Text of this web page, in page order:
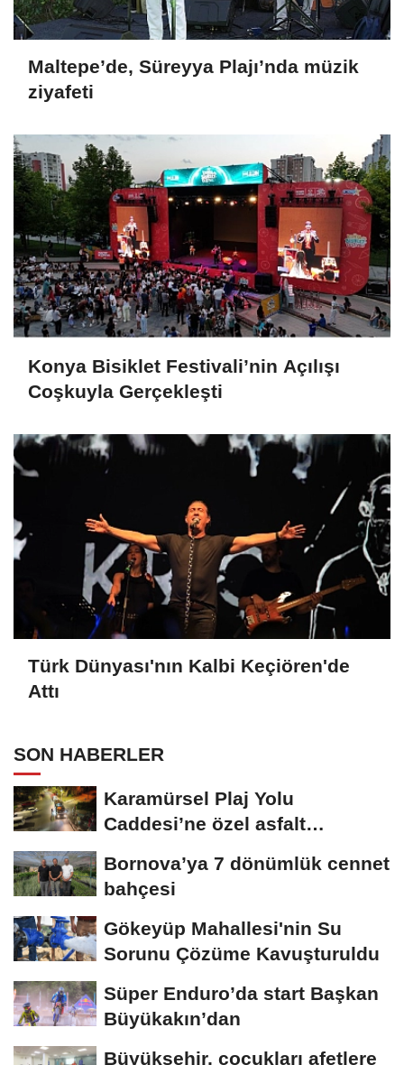
Maltepe’de, Süreyya Plajı’nda müzik
ziyafeti
Konya Bisiklet Festivali’nin Açılışı
Coşkuyla Gerçekleşti
Türk Dünyası'nın Kalbi Keçiören'de
Attı
SON HABERLER
Karamürsel Plaj Yolu
Caddesi’ne özel asfalt
Bornova’ya 7 dönümlük cennet
bahçesi
Gökeyüp Mahallesi'nin Su
Sorunu Çözüme Kavuşturuldu
Süper Enduro’da start Başkan
Büyükakın’dan
Büyükşehir, çocukları afetlere